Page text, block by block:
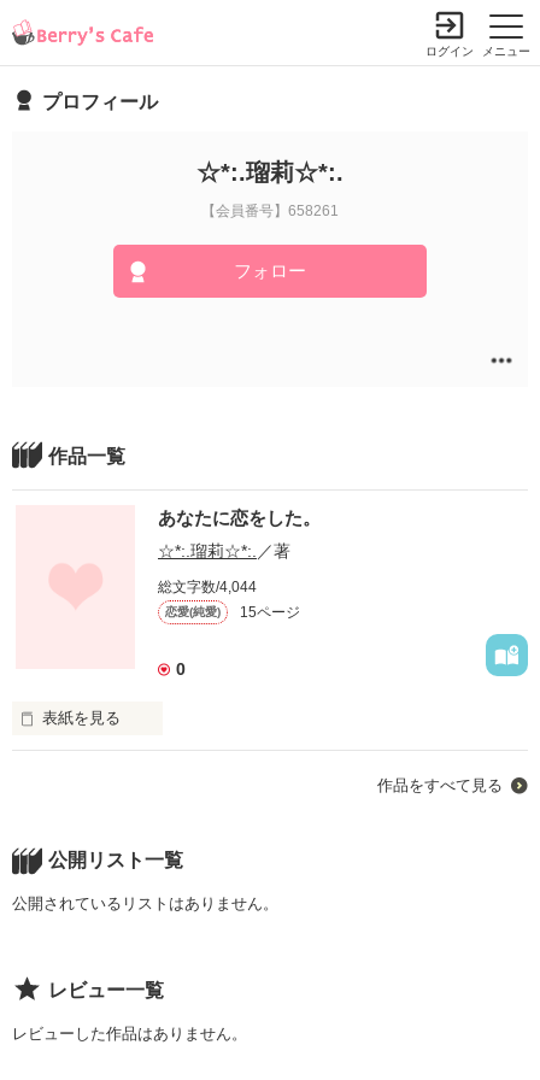
メニュー
ログイン
プロフィール
☆*:.瑠莉☆*:.
【会員番号】658261
フォロー
作品一覧
あなたに恋をした。
☆*:.瑠莉☆*:. ／著
総文字数/4,044
恋愛(純愛) 15ページ
0
表紙を見る
            あなたに会えるなんて。
作品をすべて見る
公開リスト一覧
公開されているリストはありません。
レビュー一覧
レビューした作品はありません。